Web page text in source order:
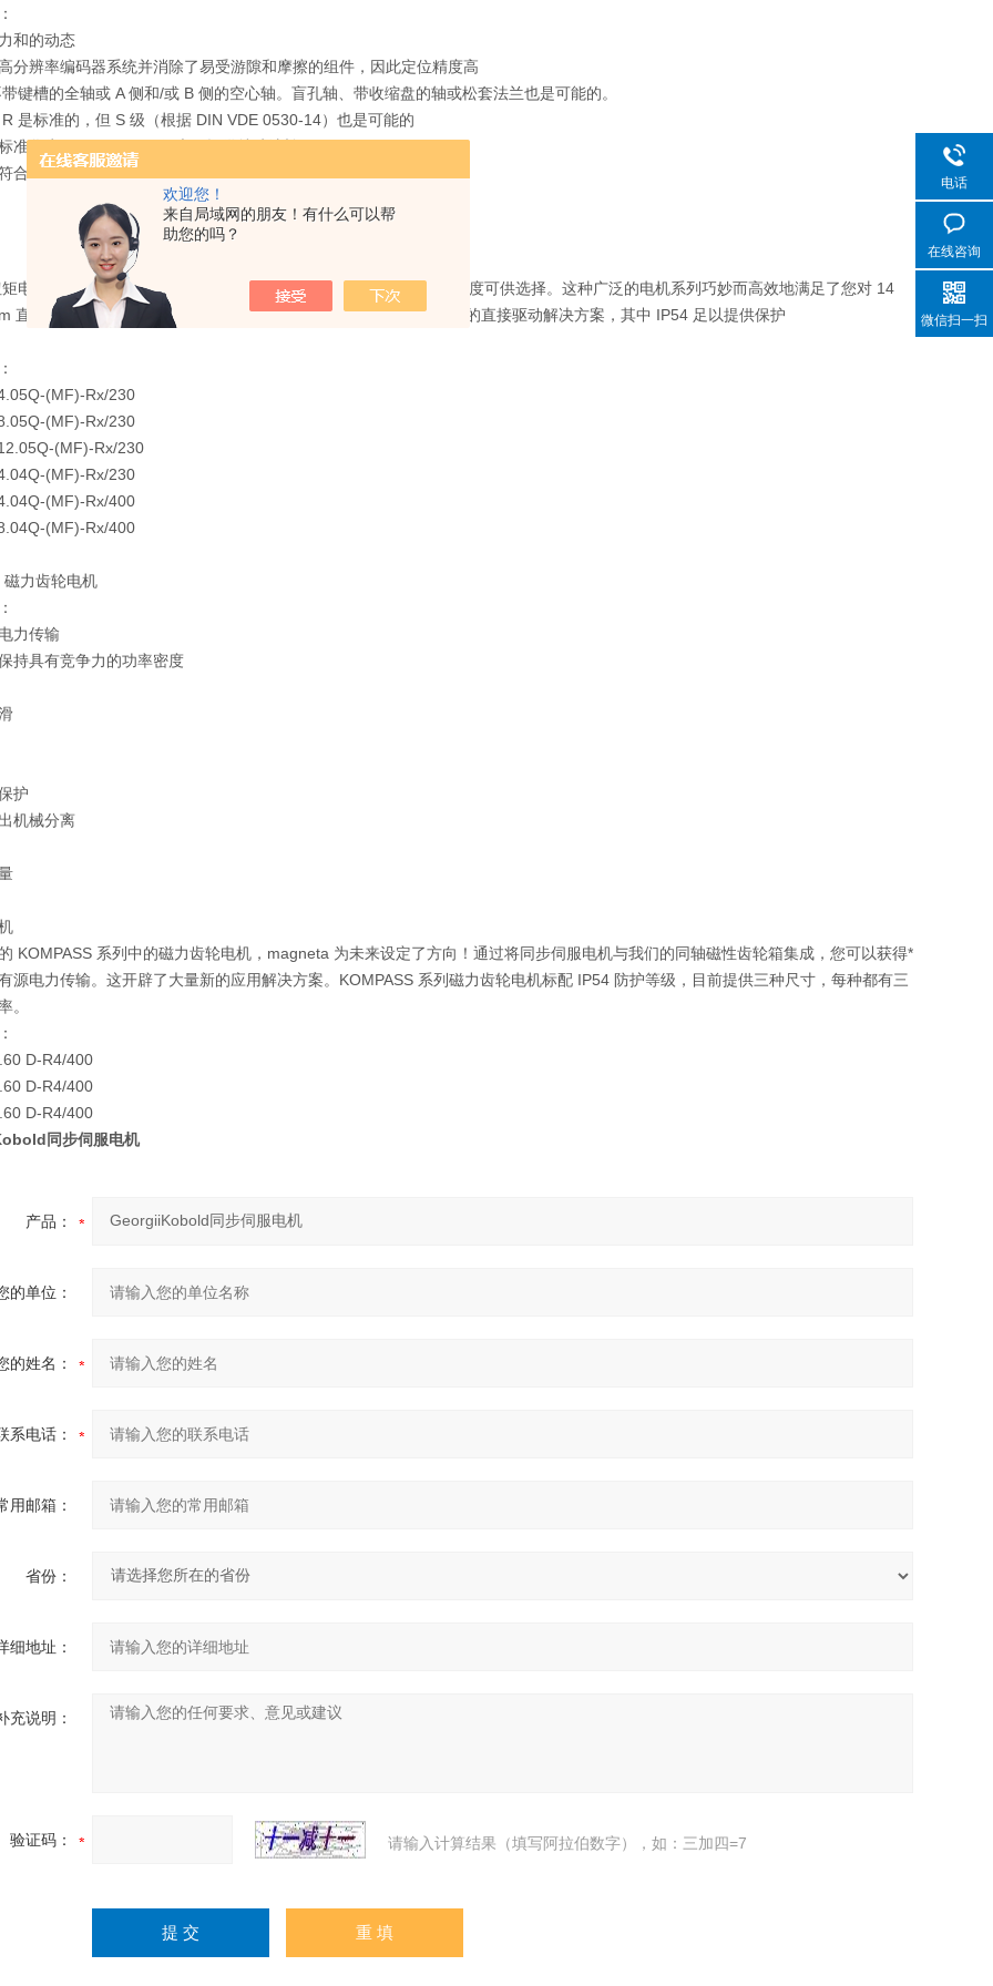
欢迎您！
来自局域网的朋友！有什么可以帮
助您的吗？
和的动态
分辨率编码器系统并消除了易受游隙和摩擦的组件，因此定位精度高
键槽的全轴或 A 侧和/或 B 侧的空心轴。盲孔轴、带收缩盘的轴或松套法兰也是可能的。
是标准的，但 S 级（根据 DIN VDE 0530-14）也是可能的
准化为 DIN 42 677，但也可提供特殊法兰。
合 DIN 42 955
电机系列提供三种不同的法兰尺寸，每种法兰尺寸有 3-4 种堆叠长度可供选择。这种广泛的电机系列巧妙而高效地满足了您对 14
直接驱动扭矩的需求。无外壳的方形设计为您提供了一种成本效益的直接驱动解决方案，其中 IP54 足以提供保护
(MF)-Rx/230
(MF)-Rx/230
(MF)-Rx/230
(MF)-Rx/230
(MF)-Rx/400
(MF)-Rx/400
磁力齿轮电机
力传输
持具有竞争力的功率密度
护
机械分离
KOMPASS 系列中的磁力齿轮电机，magneta 为未来设定了方向！通过将同步伺服电机与我们的同轴磁性齿轮箱集成，您可以获得*
源电力传输。这开辟了大量新的应用解决方案。KOMPASS 系列磁力齿轮电机标配 IP54 防护等级，目前提供三种尺寸，每种都有三
。
D-R4/400
D-R4/400
D-R4/400
同步伺服电机
产品：
的单位：
的姓名：
系电话：
用邮箱：
省份：
细地址：
充说明：
验证码： 请输入计算结果（填写阿拉伯数字），如：三加四=7
电话
在线咨询
微信扫一扫